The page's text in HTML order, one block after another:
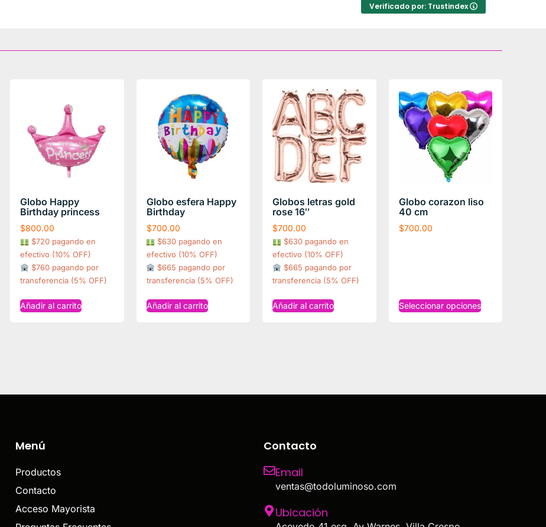
Verificado por: Trustindex
Globo Happy
Birthday princess
$800.00
$720 pagando en
efectivo (10% OFF)
$760 pagando por
transferencia (5% OFF)
Añadir al carrito
Globo esfera Happy
Birthday
$700.00
$630 pagando en
efectivo (10% OFF)
$665 pagando por
transferencia (5% OFF)
Añadir al carrito
Globos letras gold
rose 16″
$700.00
$630 pagando en
efectivo (10% OFF)
$665 pagando por
transferencia (5% OFF)
Añadir al carrito
Globo corazon liso
40 cm
$700.00
Seleccionar opciones
Menú
Productos
Contacto
Acceso Mayorista
Contacto
Email
ventas@todoluminoso.com
Ubicación